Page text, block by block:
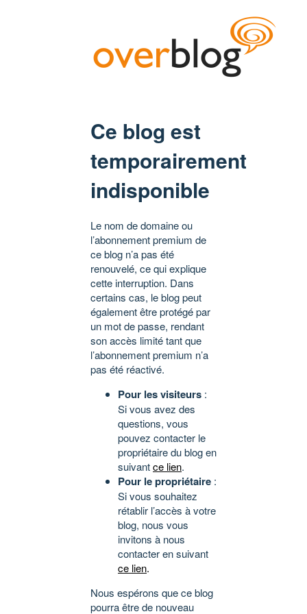
Ce blog est
temporairement
indisponible
Le nom de domaine ou
l’abonnement premium de
ce blog n’a pas été
renouvelé, ce qui explique
cette interruption. Dans
certains cas, le blog peut
également être protégé par
un mot de passe, rendant
son accès limité tant que
l’abonnement premium n’a
pas été réactivé.
Pour les visiteurs :
Si vous avez des
questions, vous
pouvez contacter le
propriétaire du blog en
suivantce lien.
Pour le propriétaire :
Si vous souhaitez
rétablir l’accès à votre
blog, nous vous
invitons à nous
contacter en suivant
ce lien.
Nous espérons que ce blog
pourra être de nouveau